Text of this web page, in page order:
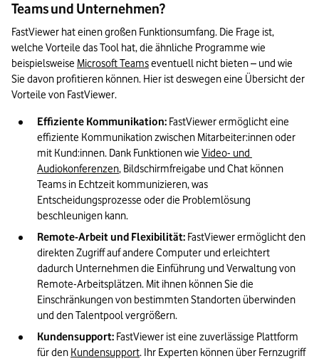
Teams und Unternehmen?
FastViewer hat einen großen Funktionsumfang. Die Frage ist,
welche Vorteile das Tool hat, die ähnliche Programme wie
beispielsweise Microsoft Teams eventuell nicht bieten – und wie
Sie davon profitieren können. Hier ist deswegen eine Übersicht der
Vorteile von FastViewer.
Effiziente Kommunikation: FastViewer ermöglicht eine
effiziente Kommunikation zwischen Mitarbeiter:innen oder
mit Kund:innen. Dank Funktionen wie Video- und
Audiokonferenzen, Bildschirmfreigabe und Chat können
Teams in Echtzeit kommunizieren, was
Entscheidungsprozesse oder die Problemlösung
beschleunigen kann.
Remote-Arbeit und Flexibilität: FastViewer ermöglicht den
direkten Zugriff auf andere Computer und erleichtert
dadurch Unternehmen die Einführung und Verwaltung von
Remote-Arbeitsplätzen. Mit ihnen können Sie die
Einschränkungen von bestimmten Standorten überwinden
und den Talentpool vergrößern.
Kundensupport: FastViewer ist eine zuverlässige Plattform
für den Kundensupport. Ihr Experten können über Fernzugriff